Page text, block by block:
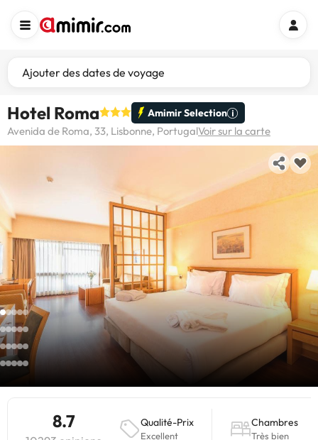
Ajouter des dates de voyage
Hotel Roma Amimir Selection
Avenida de Roma, 33, Lisbonne, PortugalVoir sur la carte
8.7 Qualité-Prix
Excellent
Chambres
Très bien